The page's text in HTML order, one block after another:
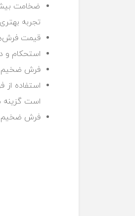
ضخامت
‏تجربه
قیمت
استحکام و
فرش ضخیم
استفاده
است گزینه
فرش ضخیم